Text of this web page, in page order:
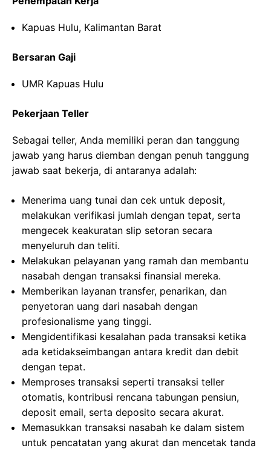
Kapuas Hulu, Kalimantan Barat
Bersaran Gaji
UMR Kapuas Hulu
Pekerjaan Teller
Sebagai teller, Anda memiliki peran dan tanggung
jawab yang harus diemban dengan penuh tanggung
jawab saat bekerja, di antaranya adalah:
Menerima uang tunai dan cek untuk deposit,
melakukan verifikasi jumlah dengan tepat, serta
mengecek keakuratan slip setoran secara
menyeluruh dan teliti.
Melakukan pelayanan yang ramah dan membantu
nasabah dengan transaksi finansial mereka.
Memberikan layanan transfer, penarikan, dan
penyetoran uang dari nasabah dengan
profesionalisme yang tinggi.
Mengidentifikasi kesalahan pada transaksi ketika
ada ketidakseimbangan antara kredit dan debit
dengan tepat.
Memproses transaksi seperti transaksi teller
otomatis, kontribusi rencana tabungan pensiun,
deposit email, serta deposito secara akurat.
Memasukkan transaksi nasabah ke dalam sistem
untuk pencatatan yang akurat dan mencetak tanda